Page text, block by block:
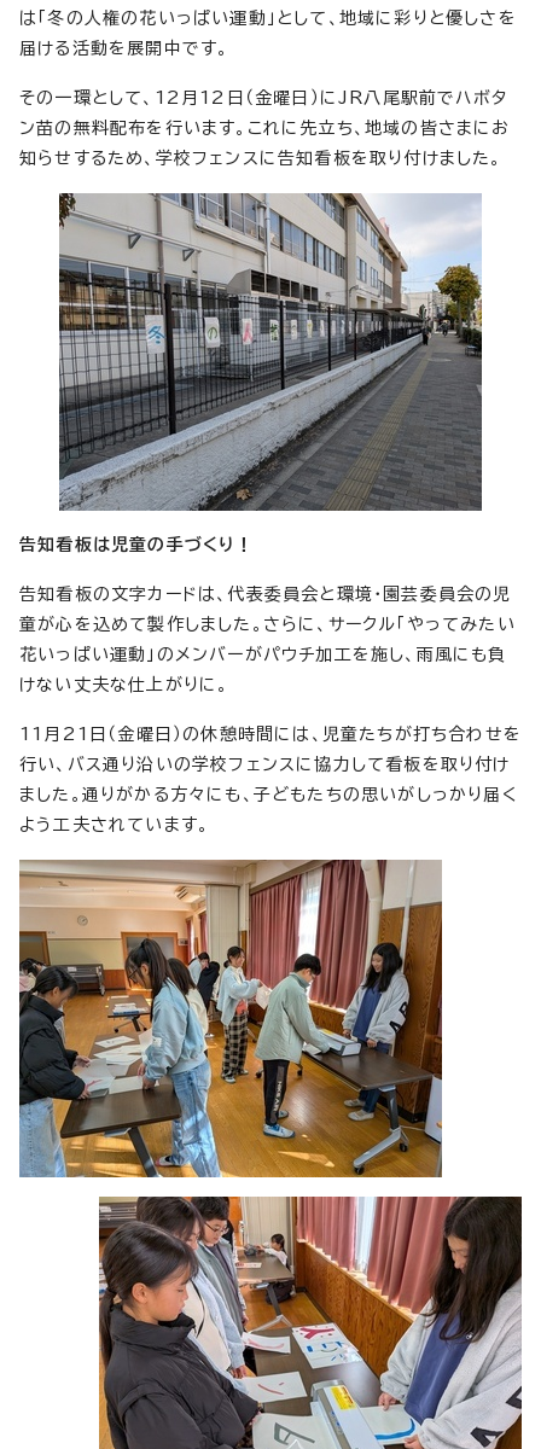
は「冬の人権の花いっぱい運動」として、地域に彩りと優しさを
届ける活動を展開中です。
その一環として、12月12日（金曜日）にJR八尾駅前でハボタ
ン苗の無料配布を行います。これに先立ち、地域の皆さまにお
知らせするため、学校フェンスに告知看板を取り付けました。
告知看板は児童の手づくり！
告知看板の文字カードは、代表委員会と環境・園芸委員会の児
童が心を込めて製作しました。さらに、サークル「やってみたい
花いっぱい運動」のメンバーがパウチ加工を施し、雨風にも負
けない丈夫な仕上がりに。
11月21日（金曜日）の休憩時間には、児童たちが打ち合わせを
行い、バス通り沿いの学校フェンスに協力して看板を取り付け
ました。通りがかる方々にも、子どもたちの思いがしっかり届く
よう工夫されています。